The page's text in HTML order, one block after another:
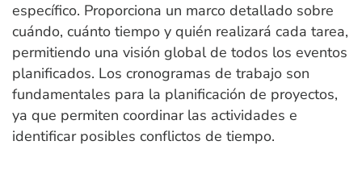
específico. Proporciona un marco detallado sobre
cuándo, cuánto tiempo y quién realizará cada tarea,
permitiendo una visión global de todos los eventos
planificados. Los cronogramas de trabajo son
fundamentales para la planificación de proyectos,
ya que permiten coordinar las actividades e
identificar posibles conflictos de tiempo.